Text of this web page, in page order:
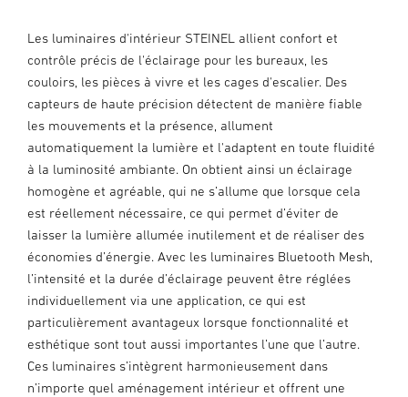
Les luminaires d'intérieur STEINEL allient confort et
contrôle précis de l'éclairage pour les bureaux, les
couloirs, les pièces à vivre et les cages d'escalier. Des
capteurs de haute précision détectent de manière fiable
les mouvements et la présence, allument
automatiquement la lumière et l'adaptent en toute fluidité
à la luminosité ambiante. On obtient ainsi un éclairage
homogène et agréable, qui ne s’allume que lorsque cela
est réellement nécessaire, ce qui permet d’éviter de
laisser la lumière allumée inutilement et de réaliser des
économies d’énergie. Avec les luminaires Bluetooth Mesh,
l’intensité et la durée d’éclairage peuvent être réglées
individuellement via une application, ce qui est
particulièrement avantageux lorsque fonctionnalité et
esthétique sont tout aussi importantes l’une que l’autre.
Ces luminaires s’intègrent harmonieusement dans
n’importe quel aménagement intérieur et offrent une